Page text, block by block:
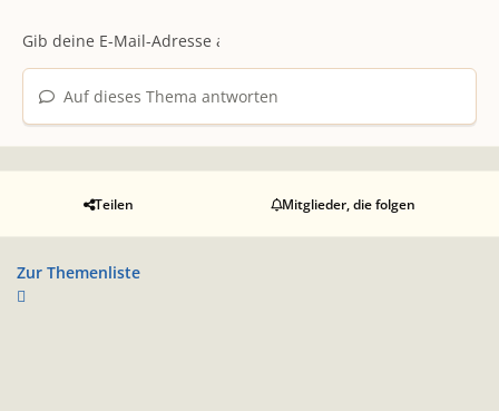
Auf dieses Thema antworten
Teilen Mitglieder, die folgen
Zur Themenliste